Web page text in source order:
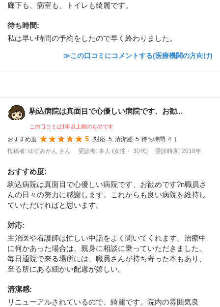
廊下も、病室も、トイレも綺麗です。
待ち時間:
私は早い時間の予約をしたので早く終わりました。
≫この口コミにコメントする(医療機関の方向け)
駒込病院は真面目で心優しい病院です、お勧...
この口コミは1年以上前のものです
おすすめ度: 5 対応: 5 清潔感: 5 待ち時間: 4
投稿者: ゆずみかん さん
受診者: 本人 (女性・ 30代) 受診時期: 2018年
おすすめ度:
駒込病院は真面目で心優しい病院です、お勧めです?n職員さ
んの日々の努力に感謝します。これからも良い病院を維持し
ていただければと思います。
対応:
主治医や看護師は忙しい中話をよく聞いてくれます。治療中
に何かあった場合は、親身に相談に乗っていただきました。
毎日通院で来る場所には、職員さんが持ち寄った本もあり、
至る所にある細かい配慮が嬉しい。
清潔感:
リニューアルされているので、綺麗です。院内の雰囲気良